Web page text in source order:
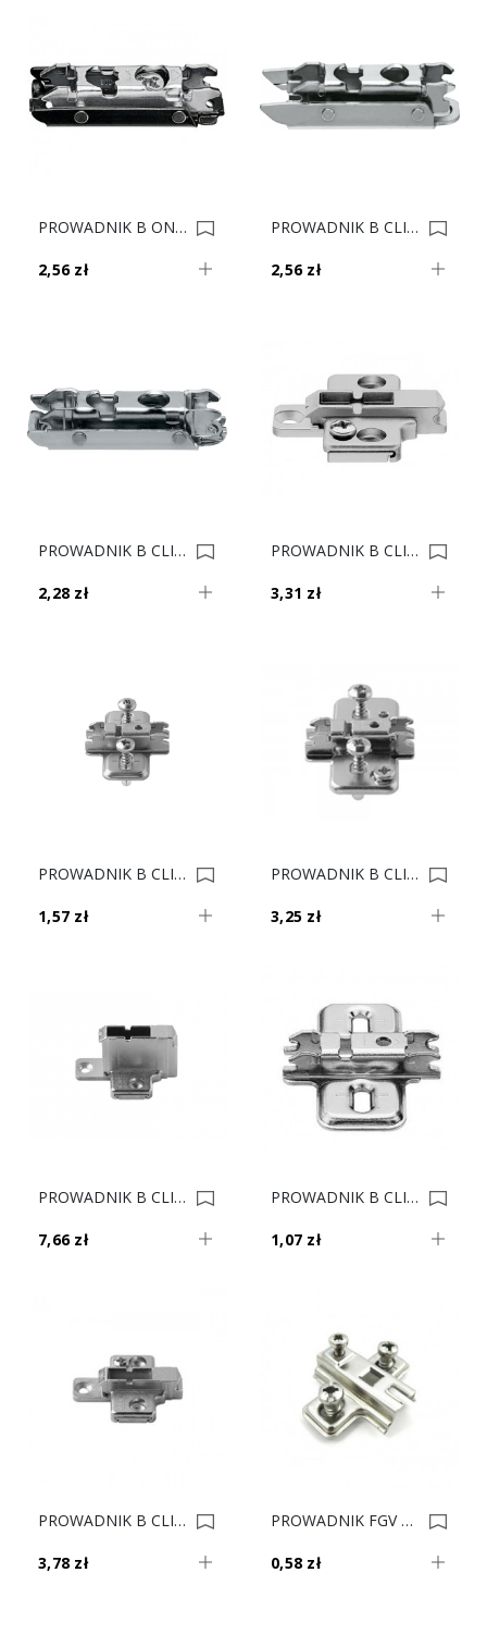
PROWADNIK B ONYKS CLIP 175H3100 HK-S HF V500 0010473
2,56 zł
PROWADNIK B CLIP 175H3130 H-3 0009747
2,56 zł
PROWADNIK B CLIP 175H3100 HK-S I HF 0007824
2,28 zł
PROWADNIK B CLIP 175H7100 H-0 0007552
3,31 zł
PROWADNIK B CLIP 174E6130 EXPAN. H-3 0007400
1,57 zł
PROWADNIK B CLIP 174H7130E EXPAN. H-3 0007236
3,25 zł
PROWADNIK B CLIP 175H7190.22MPL H-18 0007139
7,66 zł
PROWADNIK B CLIP 173L6130 H-3 0006371
1,07 zł
PROWADNIK B CLIP 175H7130 H-3 0006187
3,78 zł
PROWADNIK FGV H-0 Z EURO 0005718
0,58 zł